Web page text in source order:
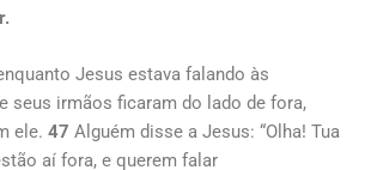
Jesus estava falando às
seus irmãos ficaram do lado de fora,
ele. 47 Alguém disse a Jesus: “Olha! Tua
aí fora, e querem falar